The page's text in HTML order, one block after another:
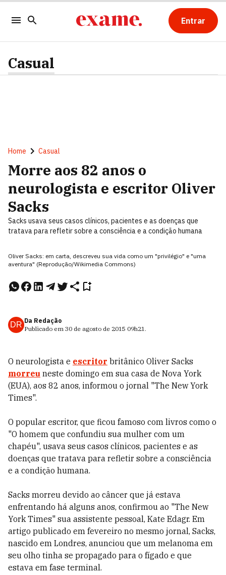
Entrar
Casual
Home Casual
Morre aos 82 anos o
neurologista e escritor Oliver
Sacks
Sacks usava seus casos clínicos, pacientes e as doenças que
tratava para refletir sobre a consciência e a condição humana
Oliver Sacks: em carta, descreveu sua vida como um "privilégio" e "uma
aventura" (Reprodução/Wikimedia Commons)
DR Da Redação
Publicado em 30 de agosto de 2015 09h21.
O neurologista e escritor britânico Oliver Sacks
morreu neste domingo em sua casa de Nova York
(EUA), aos 82 anos, informou o jornal "The New York
Times".
O popular escritor, que ficou famoso com livros como o
"O homem que confundiu sua mulher com um
chapéu", usava seus casos clínicos, pacientes e as
doenças que tratava para refletir sobre a consciência
e a condição humana.
Sacks morreu devido ao câncer que já estava
enfrentando há alguns anos, confirmou ao "The New
York Times" sua assistente pessoal, Kate Edagr. Em
artigo publicado em fevereiro no mesmo jornal, Sacks,
nascido em Londres, anunciou que um melanoma em
seu olho tinha se propagado para o fígado e que
estava em fase terminal.